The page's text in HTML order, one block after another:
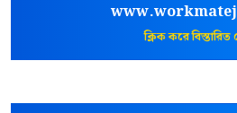
ক্লিক করে